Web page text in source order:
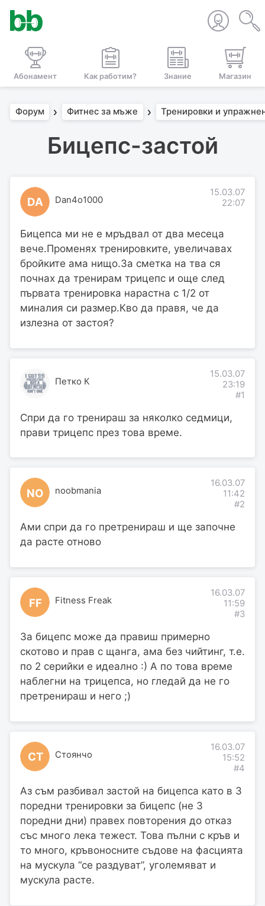
Абонамент Как работим? Знание Магазин
Форум Фитнес за мъже Тренировки и
Бицепс-застой
DA Dan4o1000
15.03.07
22:07
Бицепса ми не е мръдвал от два месеца
вече.Променях тренировките, увеличавах
бройките ама нищо.За сметка на тва ся
почнах да тренирам трицепс и още след
първата тренировка нарастна с 1/2 от
миналия си размер.Кво да правя, че да
излезна от застоя?
Петко К
15.03.07
23:19
#1
Спри да го тренираш за няколко седмици,
прави трицепс през това време.
NO noobmania
16.03.07
11:42
#2
Ами спри да го претренираш и ще започне
да расте отново
FF Fitness Freak
16.03.07
11:59
#3
За бицепс може да правиш примерно
скотово и прав с щанга, ама без чийтинг, т.е.
по 2 серийки е идеално :) А по това време
наблегни на трицепса, но гледай да не го
претренираш и него ;)
СТ Стоянчо
16.03.07
15:52
#4
Аз съм разбивал застой на бицепса като в 3
поредни тренировки за бицепс (не 3
поредни дни) правех повторения до отказ
със много лека тежест. Това пълни с кръв и
то много, кръвоносните съдове на фасцията
на мускула “се раздуват”, уголемяват и
мускула расте.